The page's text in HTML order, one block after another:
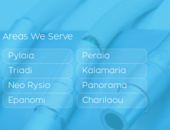
Areas We Serve
Pylaia
Triadi
Neo Rysio
Epanomi
Peraia
Kalamaria
Panorama
Charilaou